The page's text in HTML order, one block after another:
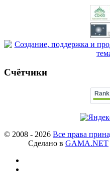
Счётчики
Rank
© 2008 - 2026 Все права
Сделано в GAMA.NET